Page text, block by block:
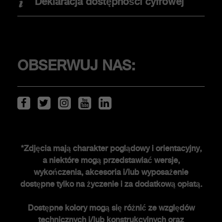
Jazda testowa
Serwis i akcesoria
Historia FCA heritage
Historia
Nowości
Deklaracja dostępności cyfrowej
OBSERWUJ NAS:
*Zdjęcia mają charakter poglądowy i orientacyjny,
a niektóre mogą przedstawiać wersje,
wykończenia, akcesoria i/lub wyposażenie
dostępne tylko na życzenie i za dodatkową opłatą.
Dostępne kolory mogą się różnić ze względów
technicznych i/lub konstrukcyjnych oraz